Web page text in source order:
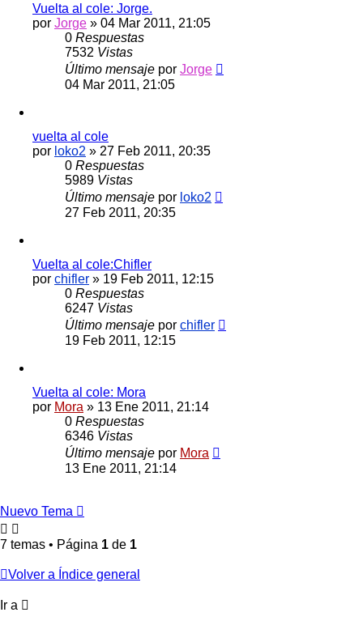
Vuelta al cole: Jorge.
por Jorge » 04 Mar 2011, 21:05
0 Respuestas
7532 Vistas
Último mensaje por Jorge
04 Mar 2011, 21:05
vuelta al cole
por loko2 » 27 Feb 2011, 20:35
0 Respuestas
5989 Vistas
Último mensaje por loko2
27 Feb 2011, 20:35
Vuelta al cole:Chifler
por chifler » 19 Feb 2011, 12:15
0 Respuestas
6247 Vistas
Último mensaje por chifler
19 Feb 2011, 12:15
Vuelta al cole: Mora
por Mora » 13 Ene 2011, 21:14
0 Respuestas
6346 Vistas
Último mensaje por Mora
13 Ene 2011, 21:14
Nuevo Tema
7 temas • Página 1 de 1
Volver a Índice general
Ir a